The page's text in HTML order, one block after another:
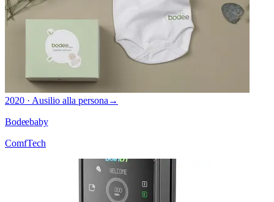
2020 · Ausilio alla persona →
Bodeebaby
ComfTech